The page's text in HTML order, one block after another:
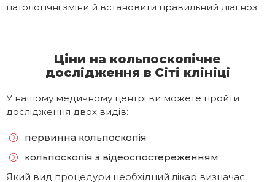
патологічні зміни й встановити правильний діагноз.
Ціни на кольпоскопічне
дослідження в Сіті клініці
У нашому медичному центрі ви можете пройти
дослідження двох видів:
первинна кольпоскопія
кольпоскопія з відеоспостереженням
Який вид процедури необхідний лікар визначає